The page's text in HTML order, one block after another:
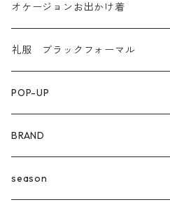
オケージョンお出かけ着
礼服 ブラックフォーマル
POP-UP
BRAND
agnost
season